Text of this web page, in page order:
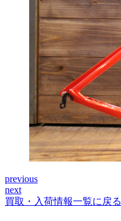
投
稿
previous
next
買取・入荷情報一覧に戻る